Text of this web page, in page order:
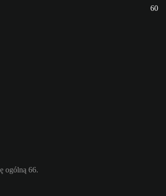
60
ogólną 66.